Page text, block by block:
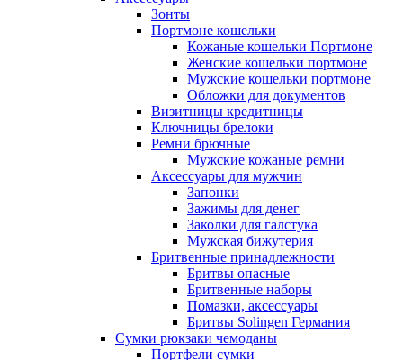
Зонты
Портмоне кошельки
Кожаные кошельки Портмоне
Женские кошельки портмоне
Мужские кошельки портмоне
Обложки для документов
Визитницы кредитницы
Ключницы брелоки
Ремни брючные
Мужские кожаные ремни
Аксессуары для мужчин
Запонки
Зажимы для денег
Заколки для галстука
Мужская бижутерия
Бритвенные принадлежности
Бритвы опасные
Бритвенные наборы
Помазки, аксессуары
Бритвы Solingen Германия
Сумки рюкзаки чемоданы
Портфели сумки